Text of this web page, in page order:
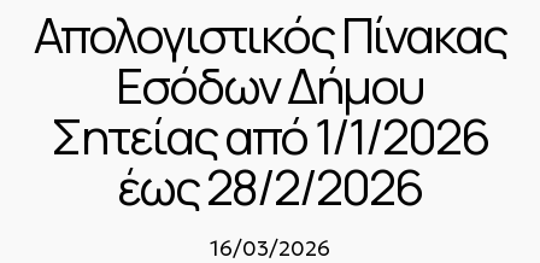
Απολογιστικός Πίνακας
Εσόδων Δήμου
Σητείας από 1/1/2026
έως 28/2/2026
16/03/2026